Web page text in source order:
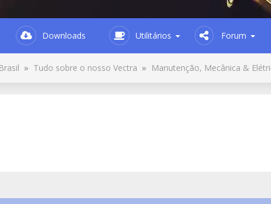
Downloads Utilitários Forum
» Tudo sobre o nosso Vectra » Manutenção, Mecânica &